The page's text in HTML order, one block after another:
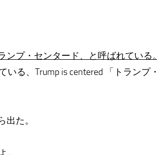
プ・センタード、と呼ばれている。
る、Trump is centered 「トランプ・
た。